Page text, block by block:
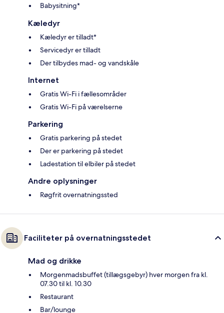
Babysitning*
Kæledyr
Kæledyr er tilladt*
Servicedyr er tilladt
Der tilbydes mad- og vandskåle
Internet
Gratis Wi-Fi i fællesområder
Gratis Wi-Fi på værelserne
Parkering
Gratis parkering på stedet
Der er parkering på stedet
Ladestation til elbiler på stedet
Andre oplysninger
Røgfrit overnatningssted
Faciliteter på overnatningsstedet
Mad og drikke
Morgenmadsbuffet (tillægsgebyr) hver morgen fra kl.
07.30 til kl. 10.30
Restaurant
Bar/lounge